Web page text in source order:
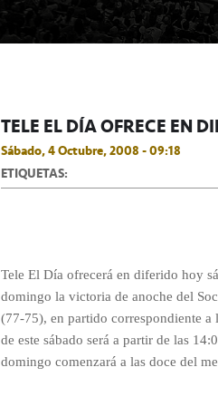
TELE EL DÍA OFRECE EN
Sábado, 4 Octubre, 2008 - 09:18
ETIQUETAS:
Tele El Día ofrecerá en diferido hoy
domingo la victoria de anoche del
(77-75), en partido correspondiente
de este sábado será a partir de las
domingo comenzará a las doce del